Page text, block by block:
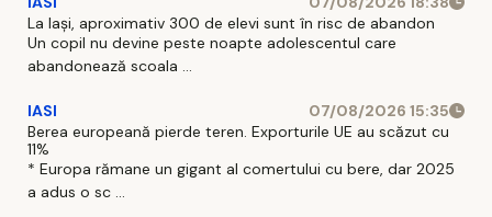
La Iași, aproximativ 300 de elevi sunt în risc de abandon
Un copil nu devine peste noapte adolescentul care
abandonează scoala ...
IASI
07/08/2026 15:35
Berea europeană pierde teren. Exporturile UE au scăzut cu
11%
* Europa rămane un gigant al comertului cu bere, dar 2025
a adus o sc ...